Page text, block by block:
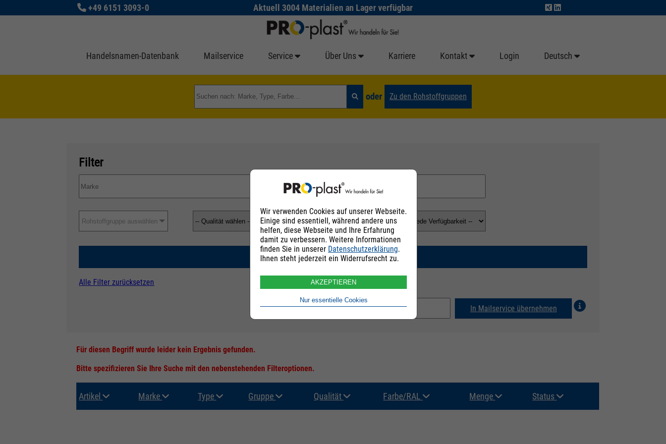
+49 6151 3093-0 Aktuell 3004 Materialien an Lager verfügbar
Handelsnamen-Datenbank Mailservice Service Über Uns Karriere Kontakt Login Deutsch
oder Zu den Rohstoffgruppen
Filter
Rohstoffgruppe auswählen
SUCHEN
Alle Filter zurücksetzen
In Mailservice übernehmen
Für diesen Begriff wurde leider kein Ergebnis gefunden.
Bitte spezifizieren Sie Ihre Suche mit den nebenstehenden Filteroptionen.
Artikel Marke Type Gruppe Qualität Farbe/RAL Menge Status
Wir verwenden Cookies auf unserer Webseite.
Einige sind essentiell, während andere uns
helfen, diese Webseite und Ihre Erfahrung
damit zu verbessern. Weitere Informationen
finden Sie in unserer Datenschutzerklärung.
Ihnen steht jederzeit ein Widerrufsrecht zu.
AKZEPTIEREN
Nur essentielle Cookies